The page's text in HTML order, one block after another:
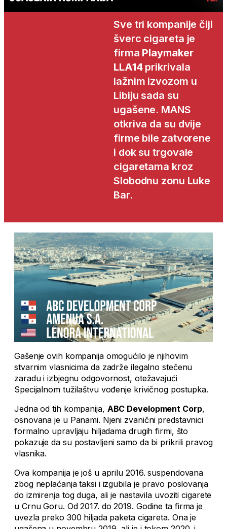
Sve tri kompanije čiji
šverc cigareta je
firma Playmaker
LLA14prikrivala
lažnim izvozom u
Libiju sada su
ugašene. MANS
otkriva da su dvije
firme bile zatvorene
i dok su trgovale
cigaretama kroz
Slobodnu zonu Luke
Bar.
Gašenje ovih kompanija omogućilo je njihovim
stvarnim vlasnicima da zadrže ilegalno stečenu
zaradu i izbjegnu odgovornost, otežavajući
Specijalnom tužilaštvu vođenje krivičnog postupka.
Jedna od tih kompanija, ABC Development Corp,
osnovana je u Panami. Njeni zvanični predstavnici
formalno upravljaju hiljadama drugih firmi, što
pokazuje da su postavljeni samo da bi prikrili pravog
vlasnika.
Ova kompanija je još u aprilu 2016. suspendovana
zbog neplaćanja taksi i izgubila je pravo poslovanja
do izmirenja tog duga, ali je nastavila uvoziti cigarete
u Crnu Goru. Od 2017. do 2019. Godine ta firma je
uvezla preko 300 hiljada paketa cigareta. Ona je